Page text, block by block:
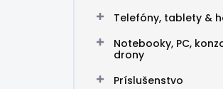
Telefóny, tablety &
Notebooky, PC,
drony
Príslušenstvo